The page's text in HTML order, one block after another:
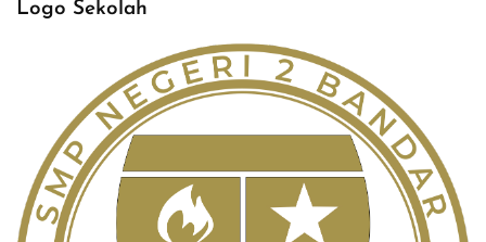
Logo Sekolah